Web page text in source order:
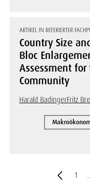
ARTIKEL IN REFERIERTER
Country Size
Bloc
Assessment for
Community
Harald BadingerFritz
1